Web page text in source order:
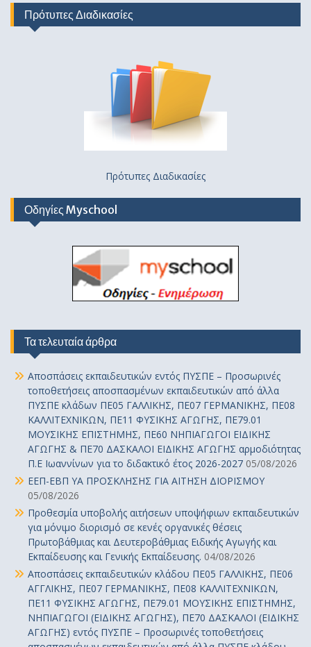
Πρότυπες Διαδικασίες
Πρότυπες Διαδικασίες
Οδηγίες Myschool
Τα τελευταία άρθρα
Αποσπάσεις εκπαιδευτικών εντός ΠΥΣΠΕ – Προσωρινές
τοποθετήσεις αποσπασμένων εκπαιδευτικών από άλλα
ΠΥΣΠΕ κλάδων ΠΕ05 ΓΑΛΛΙΚΗΣ, ΠΕ07 ΓΕΡΜΑΝΙΚΗΣ, ΠΕ08
ΚΑΛΛΙΤΕΧΝΙΚΩΝ, ΠΕ11 ΦΥΣΙΚΗΣ ΑΓΩΓΗΣ, ΠΕ79.01
ΜΟΥΣΙΚΗΣ ΕΠΙΣΤΗΜΗΣ, ΠΕ60 ΝΗΠΙΑΓΩΓΟΙ ΕΙΔΙΚΗΣ
ΑΓΩΓΗΣ & ΠΕ70 ΔΑΣΚΑΛΟΙ ΕΙΔΙΚΗΣ ΑΓΩΓΗΣ αρμοδιότητας
Π.Ε Ιωαννίνων για το διδακτικό έτος 2026-2027 05/08/2026
ΕΕΠ-ΕΒΠ ΥΑ ΠΡΟΣΚΛΗΣΗΣ ΓΙΑ ΑΙΤΗΣΗ ΔΙΟΡΙΣΜΟΥ
05/08/2026
Προθεσμία υποβολής αιτήσεων υποψήφιων εκπαιδευτικών
για μόνιμο διορισμό σε κενές οργανικές θέσεις
Πρωτοβάθμιας και Δευτεροβάθμιας Ειδικής Αγωγής και
Εκπαίδευσης και Γενικής Εκπαίδευσης. 04/08/2026
Αποσπάσεις εκπαιδευτικών κλάδου ΠΕ05 ΓΑΛΛΙΚΗΣ, ΠΕ06
ΑΓΓΛΙΚΗΣ, ΠΕ07 ΓΕΡΜΑΝΙΚΗΣ, ΠΕ08 ΚΑΛΛΙΤΕΧΝΙΚΩΝ,
ΠΕ11 ΦΥΣΙΚΗΣ ΑΓΩΓΗΣ, ΠΕ79.01 ΜΟΥΣΙΚΗΣ ΕΠΙΣΤΗΜΗΣ,
ΝΗΠΙΑΓΩΓΟΙ (ΕΙΔΙΚΗΣ ΑΓΩΓΗΣ), ΠΕ70 ΔΑΣΚΑΛΟΙ (ΕΙΔΙΚΗΣ
ΑΓΩΓΗΣ) εντός ΠΥΣΠΕ – Προσωρινές τοποθετήσεις